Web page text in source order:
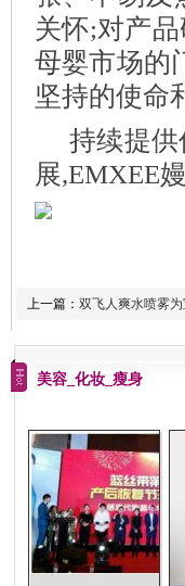
关怀;对产
母婴市场的
坚持的使命
持续提
展,EMXEE
上一篇： 双飞人爽水喷雾
美容_化妆_瘦身